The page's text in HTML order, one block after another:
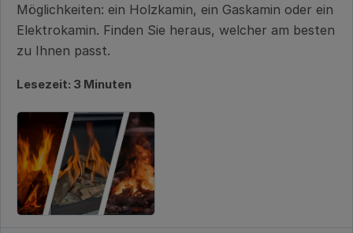
Möglichkeiten: ein Holzkamin, ein Gaskamin oder ein
Elektrokamin. Finden Sie heraus, welcher am besten
zu Ihnen passt.
Lesezeit: 3 Minuten